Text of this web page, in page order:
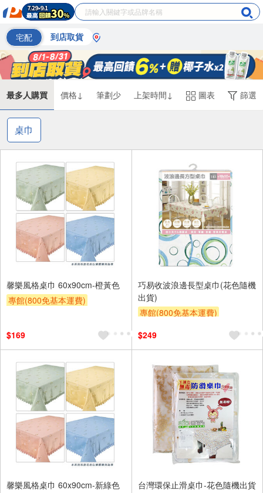
宅配 到店取貨
最多人購買 價格↓ 筆劃少 上架時間↓ 圖表 篩選
桌巾
馨樂風格桌巾 60x90cm-橙黃色
專館(800免基本運費)
$169
巧易收波浪邊長型桌巾(花色隨機
出貨)
專館(800免基本運費)
$249
馨樂風格桌巾 60x90cm-新綠色
台灣環保止滑桌巾-花色隨機出貨